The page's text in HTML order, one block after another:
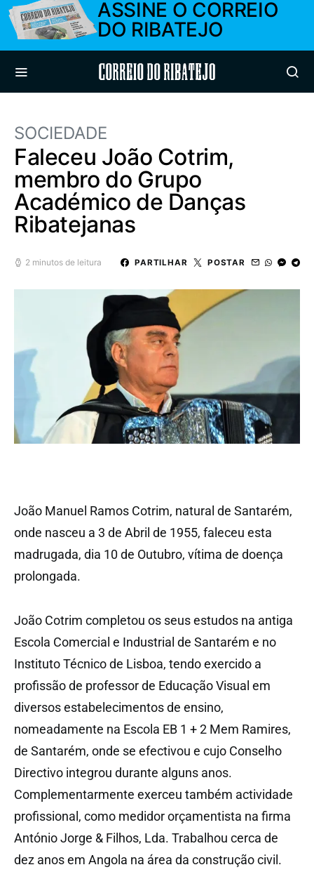
ASSINE O CORREIO
DO RIBATEJO
Correio do Ribatejo
SOCIEDADE
Faleceu João Cotrim,
membro do Grupo
Académico de Danças
Ribatejanas
2 minutos de leitura PARTILHAR POSTAR
João Manuel Ramos Cotrim, natural de Santarém,
onde nasceu a 3 de Abril de 1955, faleceu esta
madrugada, dia 10 de Outubro, vítima de doença
prolongada.
João Cotrim completou os seus estudos na antiga
Escola Comercial e Industrial de Santarém e no
Instituto Técnico de Lisboa, tendo exercido a
profissão de professor de Educação Visual em
diversos estabelecimentos de ensino,
nomeadamente na Escola EB 1 + 2 Mem Ramires,
de Santarém, onde se efectivou e cujo Conselho
Directivo integrou durante alguns anos.
Complementarmente exerceu também actividade
profissional, como medidor orçamentista na firma
António Jorge & Filhos, Lda. Trabalhou cerca de
dez anos em Angola na área da construção civil.